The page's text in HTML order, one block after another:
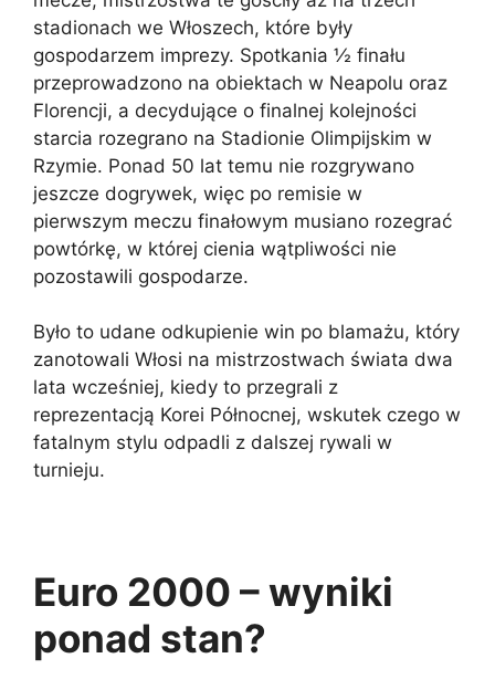
stadionach we Włoszech, które były
gospodarzem imprezy. Spotkania ½ finału
przeprowadzono na obiektach w Neapolu oraz
Florencji, a decydujące o finalnej kolejności
starcia rozegrano na Stadionie Olimpijskim w
Rzymie. Ponad 50 lat temu nie rozgrywano
jeszcze dogrywek, więc po remisie w
pierwszym meczu finałowym musiano rozegrać
powtórkę, w której cienia wątpliwości nie
pozostawili gospodarze.
Było to udane odkupienie win po blamażu, który
zanotowali Włosi na mistrzostwach świata dwa
lata wcześniej, kiedy to przegrali z
reprezentacją Korei Północnej, wskutek czego w
fatalnym stylu odpadli z dalszej rywali w
turnieju.
Euro 2000 – wyniki
ponad stan?